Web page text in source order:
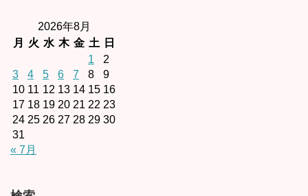
2026年8月
月
火 水 木 金 土
日
1
2
3
4 5 6 7 8
9
10 11 12 13 14 15 16
17 18 19 20 21 22 23
24 25 26 27 28 29 30
31
« 7月